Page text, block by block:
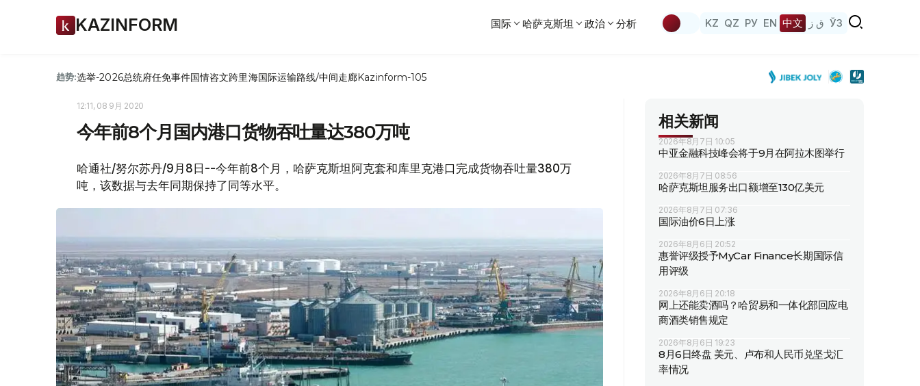
KAZINFORM 国际 哈萨克斯坦 政治 分析 KZ QZ РУ EN 中文 ق ز ЎЗ
趋势:选举-2026总统府任免事件国情咨文跨里海国际运输路线/中间走廊Kazinform-105
12:11, 08 9月 2020
今年前8个月国内港口货物吞吐量达380万吨
哈通社/努尔苏丹/9月8日--今年前8个月，哈萨克斯坦阿克套和库里克港口完成货物吞吐量380万
吨，该数据与去年同期保持了同等水平。
相关新闻
2026年8月7日 10:05
中亚金融科技峰会将于9月在阿拉木图举行
2026年8月7日 08:56
哈萨克斯坦服务出口额增至130亿美元
2026年8月7日 07:36
国际油价6日上涨
2026年8月6日 20:52
惠誉评级授予MyCar Finance长期国际信
用评级
2026年8月6日 20:18
网上还能卖酒吗？哈贸易和一体化部回应电
商酒类销售规定
2026年8月6日 19:23
8月6日终盘 美元、卢布和人民币兑坚戈汇
率情况